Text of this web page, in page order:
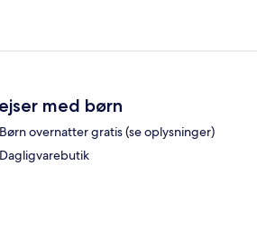
med børn
Børn overnatter gratis (se oplysninger)
Dagligvarebutik